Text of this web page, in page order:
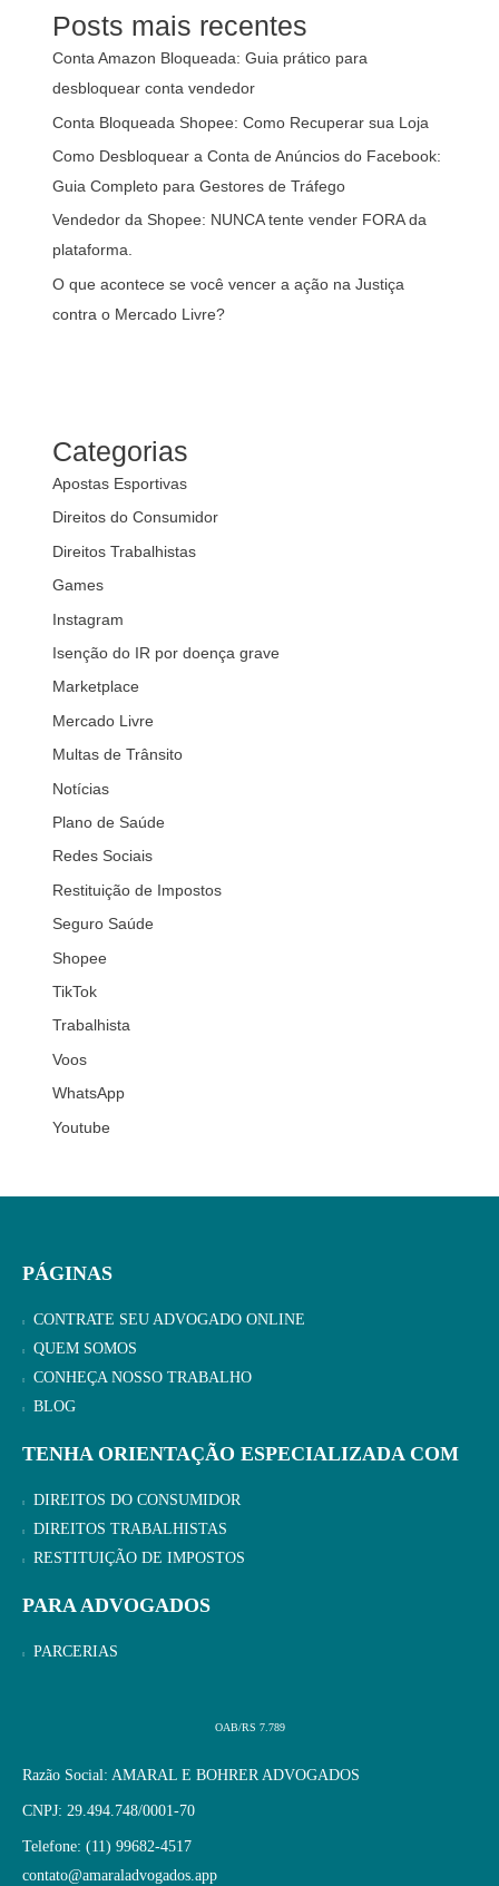
Posts mais recentes
Conta Amazon Bloqueada: Guia prático para
desbloquear conta vendedor
Conta Bloqueada Shopee: Como Recuperar sua Loja
Como Desbloquear a Conta de Anúncios do Facebook:
Guia Completo para Gestores de Tráfego
Vendedor da Shopee: NUNCA tente vender FORA da
plataforma.
O que acontece se você vencer a ação na Justiça
contra o Mercado Livre?
Categorias
Apostas Esportivas
Direitos do Consumidor
Direitos Trabalhistas
Games
Instagram
Isenção do IR por doença grave
Marketplace
Mercado Livre
Multas de Trânsito
Notícias
Plano de Saúde
Redes Sociais
Restituição de Impostos
Seguro Saúde
Shopee
TikTok
Trabalhista
Voos
WhatsApp
Youtube
PÁGINAS
CONTRATE SEU ADVOGADO ONLINE
QUEM SOMOS
CONHEÇA NOSSO TRABALHO
BLOG
TENHA ORIENTAÇÃO ESPECIALIZADA COM
DIREITOS DO CONSUMIDOR
DIREITOS TRABALHISTAS
RESTITUIÇÃO DE IMPOSTOS
PARA ADVOGADOS
PARCERIAS
OAB/RS 7.789
Razão Social: AMARAL E BOHRER ADVOGADOS
CNPJ: 29.494.748/0001-70
Telefone: (11) 99682-4517
contato@amaraladvogados.app